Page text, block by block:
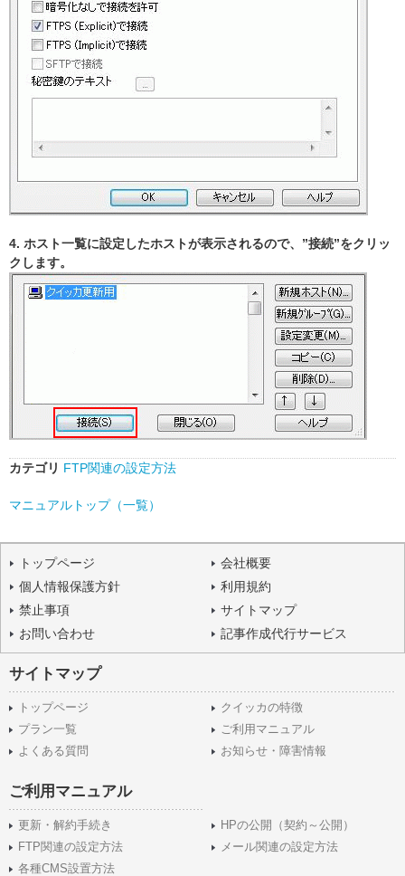
4. ホスト一覧に設定したホストが表示されるので、”接続”をクリッ
クします。
カテゴリ FTP関連の設定方法
マニュアルトップ（一覧）
トップページ
会社概要
個人情報保護方針
利用規約
禁止事項
サイトマップ
お問い合わせ
記事作成代行サービス
サイトマップ
トップページ
クイッカの特徴
プラン一覧
ご利用マニュアル
よくある質問
お知らせ・障害情報
ご利用マニュアル
更新・解約手続き
HPの公開（契約～公開）
FTP関連の設定方法
メール関連の設定方法
各種CMS設置方法